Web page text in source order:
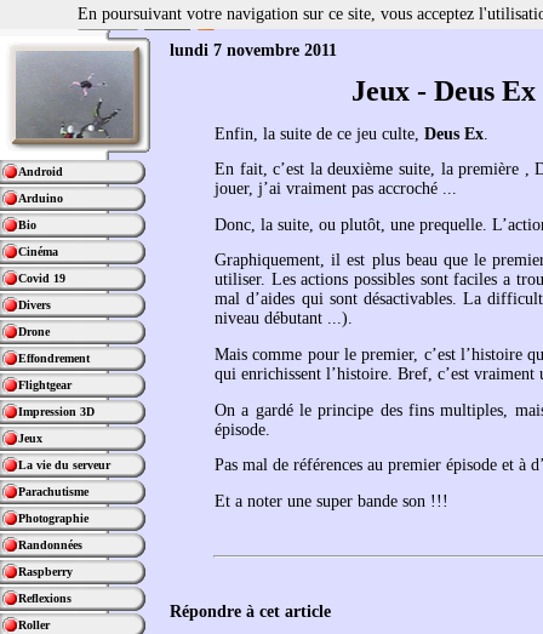
Android
Arduino
Bio
Cinéma
Covid 19
Divers
Drone
Effondrement
Flightgear
Impression 3D
Jeux
La vie du serveur
Parachutisme
Photographie
Randonnées
Raspberry
Reflexions
Roller
lundi 7 novembre 2011
Jeux - Deus
Enfin, la suite de ce jeu culte,Deus Ex
En fait, c’est la deuxième suite, la première ,
jouer, j’ai vraiment pas accroché ...
Donc, la suite, ou plutôt, une prequelle.
Graphiquement, il est plus beau que le
utiliser. Les actions possibles sont faciles a
mal d’aides qui sont désactivables. La
niveau débutant ...).
Mais comme pour le premier, c’est l’histoire
qui enrichissent l’histoire. Bref, c’est vraiment
On a gardé le principe des fins multiples,
épisode.
Pas mal de références au premier épisode et à
Et a noter une super bande son !!!
Répondre à cet article
En poursuivant votre navigation sur ce site, vous acceptez